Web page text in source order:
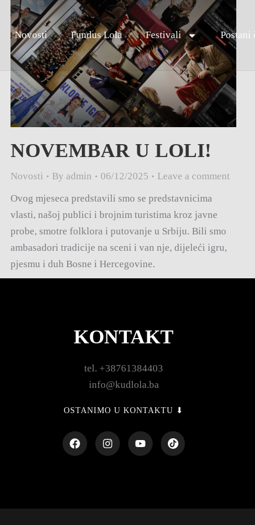
Novosti Fundus Lola Festivali Postani
NOVEMBAR U LOLI!
Novosti By admin 06/12/2025
Leave a comment
Ovog mjeseca predstavili smo se predstavnicima
vlasti, našoj publici i brojnim turistima kroz javne
probe, smotre folklora i putovanje u Srbiju. Bili smo
ambasadori tradicije na sceni i van nje, dijeleći igru,
pjesmu i duh Bosne i Hercegovine.
KONTAKT
tel. +38761384403
info@kudlola.ba
OSTANIMO U KONTAKTU ⬇